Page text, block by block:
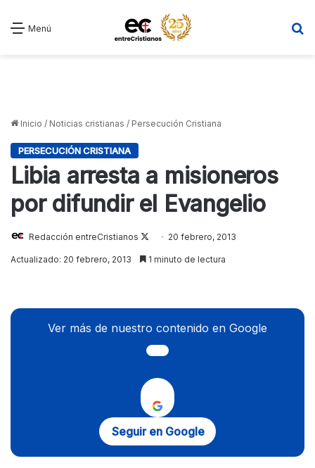
Menú
Inicio / Noticias cristianas / Persecución Cristiana
PERSECUCIÓN CRISTIANA
Libia arresta a misioneros
por difundir el Evangelio
Redacción entreCristianos
Follow
on
20 febrero, 2013
Actualizado: 20 febrero, 2013 1 minuto de lectura
Ver más de nuestro contenido en Google
Seguir en Google